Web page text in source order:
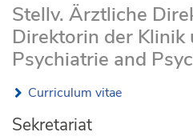
Stellv. Ärztliche
Direktorin der
Psychiatrie and
Curriculum vitae
Sekretariat